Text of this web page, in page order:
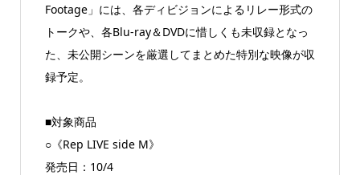
Footage」には、各ディビジョンによるリレー形式の
トークや、各Blu-ray＆DVDに惜しくも未収録となっ
た、未公開シーンを厳選してまとめた特別な映像が収
録予定。
■対象商品
○《Rep LIVE side M》
発売日：10/4